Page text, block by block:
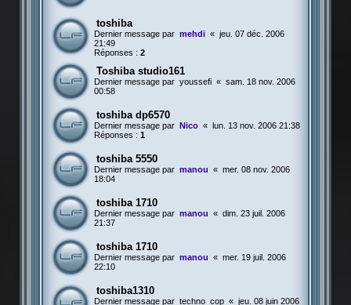
toshiba
Dernier message par mehdi « jeu. 07 déc. 2006
21:49
Réponses : 2
Toshiba studio161
Dernier message par youssefi « sam. 18 nov. 2006
00:58
toshiba dp6570
Dernier message par Nico «
lun. 13 nov. 2006 21:38
Réponses : 1
toshiba 5550
Dernier message par manou « mer. 08 nov. 2006
18:04
toshiba 1710
Dernier message par manou « dim. 23 juil. 2006
21:37
toshiba 1710
Dernier message par manou « mer. 19 juil. 2006
22:10
toshiba1310
Dernier message par techno_cop « jeu. 08 juin 2006